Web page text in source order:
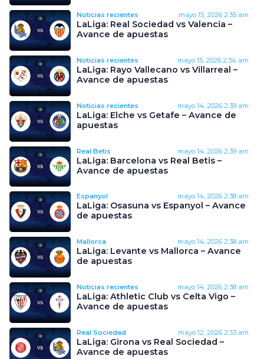
Noticias recientes mayo 15, 2026 2:35 am
LaLiga: Real Sociedad vs Valencia –
Avance de apuestas
Noticias recientes mayo 15, 2026 2:34 am
LaLiga: Rayo Vallecano vs Villarreal –
Avance de apuestas
Noticias recientes mayo 14, 2026 2:39 am
LaLiga: Elche vs Getafe – Avance de
apuestas
Real Betis mayo 14, 2026 2:39 am
LaLiga: Barcelona vs Real Betis –
Avance de apuestas
Espanyol mayo 14, 2026 2:38 am
LaLiga: Osasuna vs Espanyol – Avance
de apuestas
Mallorca mayo 14, 2026 2:38 am
LaLiga: Levante vs Mallorca – Avance
de apuestas
Noticias recientes mayo 14, 2026 2:38 am
LaLiga: Athletic Club vs Celta Vigo –
Avance de apuestas
Real Sociedad mayo 12, 2026 2:33 am
LaLiga: Girona vs Real Sociedad –
Avance de apuestas